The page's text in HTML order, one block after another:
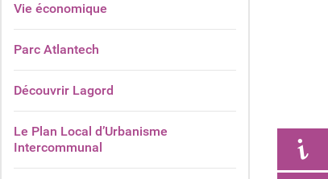
Vie économique
Parc Atlantech
Découvrir Lagord
Le Plan Local d’Urbanisme
Intercommunal